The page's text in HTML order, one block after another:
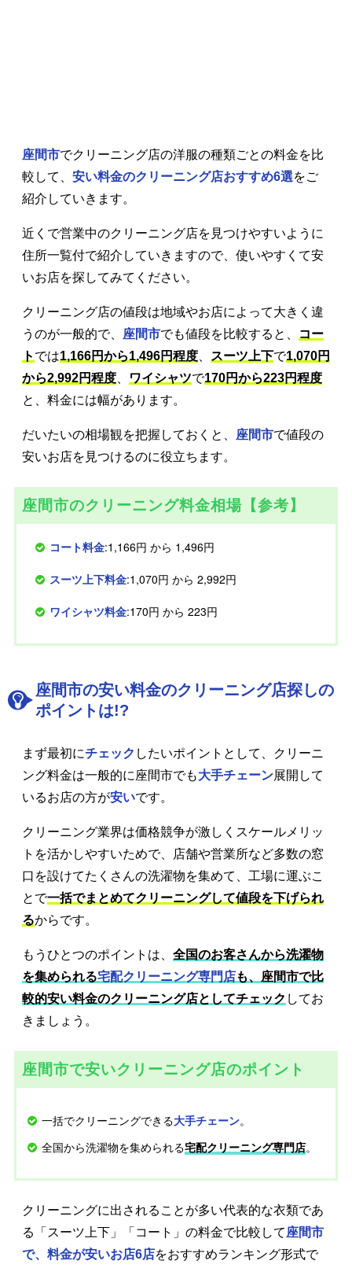
座間市でクリーニング店の洋服の種類ごとの料金を比
較して、 安い料金のクリーニング店おすすめ6選をご
紹介していきます。
近くで営業中のクリーニング店を見つけやすいように
住所一覧付で紹介していきますので、使いやすくて安
いお店を探してみてください。
クリーニング店の値段は地域やお店によって大きく違
うのが一般的で、 座間市でも値段を比較すると、
コー
ト では1,166円から1,496円程度 スーツ上下で1,070円
から2,992円程度
ワイシャツで170円から223円程度
と、料金には幅があります。
だいたいの相場観を把握しておくと、 座間市で値段の
安いお店を見つけるのに役立ちます。
座間市のクリーニング料金相場【参考】
コート料金:1,166円 から 1,496円
スーツ上下料金:1,070円 から 2,992円
ワイシャツ料金:170円 から 223円
座間市の安い料金のクリーニング店探しの
ポイントは!?
まず最初にチェック したいポイントとして、クリーニ
ング料金は一般的に座間市でも大手チェーン展開して
いるお店の方が安いです。
クリーニング業界は価格競争が激しくスケールメリッ
トを活かしやすいためで、店舗や営業所など多数の窓
口を設けてたくさんの洗濯物を集めて、工場に運ぶこ
とで一括でまとめてクリーニングして値段を下げられ
るからです。
もうひとつのポイントは、 全国のお客さんから洗濯物
を集められる宅配クリーニング専門店も、座間市で比
較的安い料金のクリーニング店としてチェック してお
きましょう。
座間市で安いクリーニング店のポイント
一括でクリーニングできる大手チェーン。
全国から洗濯物を集められる宅配クリーニング専門店。
クリーニングに出されることが多い代表的な衣類であ
る「スーツ上下」「コート」の料金で比較して座間市
で、料金が安いお店6店をおすすめランキング形式で